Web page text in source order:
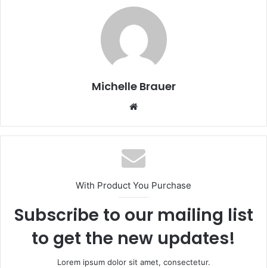
Michelle Brauer
Website
With Product You Purchase
Subscribe to our mailing list
to get the new updates!
Lorem ipsum dolor sit amet, consectetur.